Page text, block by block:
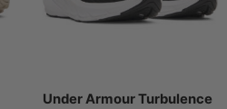
Under Armour Turbulence